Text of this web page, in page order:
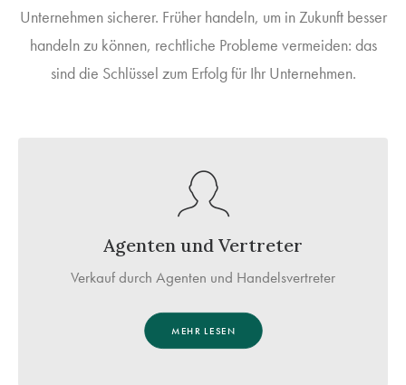
Unternehmen sicherer. Früher handeln, um in Zukunft besser
handeln zu können, rechtliche Probleme vermeiden: das
sind die Schlüssel zum Erfolg für Ihr Unternehmen.
Agenten und Vertreter
Verkauf durch Agenten und Handelsvertreter
MEHR LESEN